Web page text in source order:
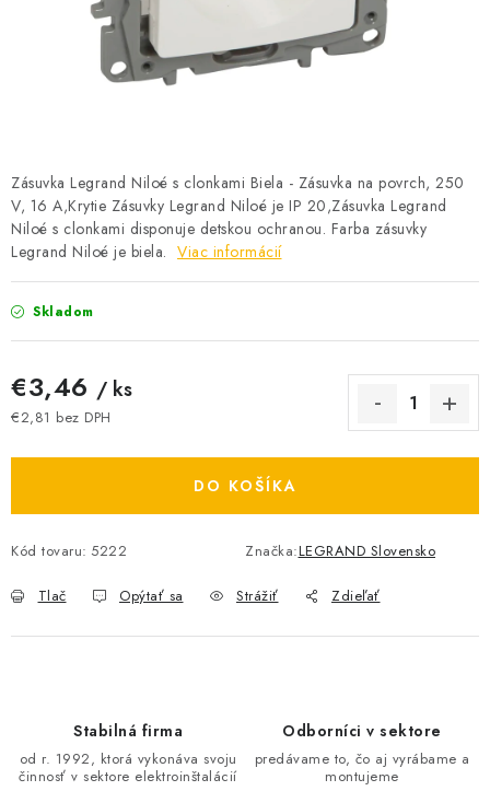
OBCHOD
O NÁS
VÝPREDAJ
ELEKTRICKÉ VYKUROVANIE A VENTILÁCIA
SVIETIDLÁ A SVETELNÉ ZDROJE
ÚLOŽNÝ MATERIÁL
ZÁSUVKY A VYPÍNAČE
DOMÁCNOSŤ
ELEKTROMEROVÉ ROZVÁDZAČE
Zásuvka Legrand Niloé s clonkami Biela - Zásuvka na povrch, 250
V, 16 A,Krytie Zásuvky Legrand Niloé je IP 20,Zásuvka Legrand
Niloé s clonkami disponuje detskou ochranou. Farba zásuvky
Legrand Niloé je biela. Viac informácií
Skladom
€3,46 / ks
€2,81 bez DPH
DO KOŠÍKA
Kód tovaru: 5222 Značka:LEGRAND Slovensko
Tlač Opýtať sa Strážiť Zdieľať
Stabilná firma
od r. 1992, ktorá vykonáva svoju
činnosť v sektore elektroinštalácií
Odborníci v sektore
predávame to, čo aj vyrábame a
montujeme